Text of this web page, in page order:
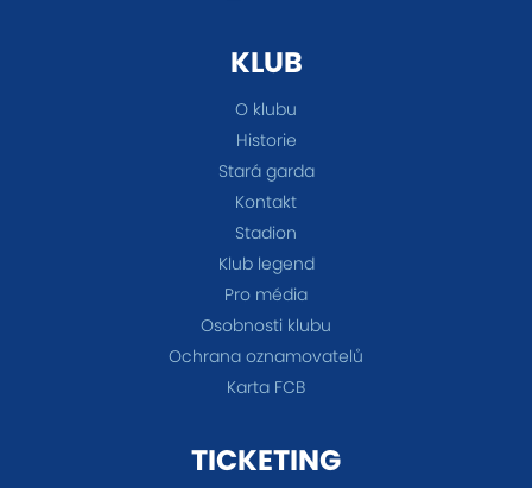
KLUB
O klubu
Historie
Stará garda
Kontakt
Stadion
Klub legend
Pro média
Osobnosti klubu
Ochrana oznamovatelů
Karta FCB
TICKETING